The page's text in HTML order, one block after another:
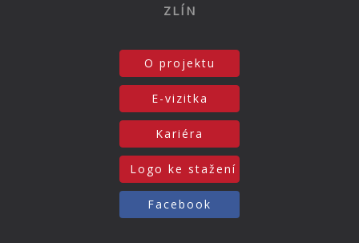
ZLÍN
O projektu
E-vizitka
Kariéra
Logo ke stažení
Facebook